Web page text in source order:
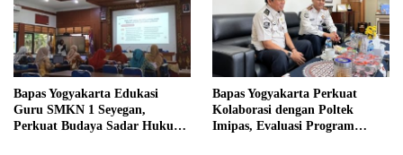
Bapas Yogyakarta Edukasi
Guru SMKN 1 Seyegan,
Perkuat Budaya Sadar Hukum
Bapas Yogyakarta Perkuat
Kolaborasi dengan Poltek
Imipas, Evaluasi Program